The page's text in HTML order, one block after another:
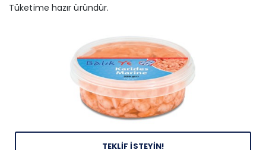
Tüketime hazır üründür.
TEKLİF İSTEYİN!